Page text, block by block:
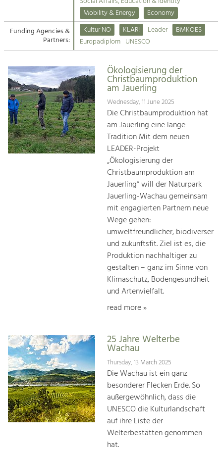
Suche
Impressum
Kontakt
Tourism
Offer Development and Positioning
Art & Culture
Crafts, Science and Research.
Social Affairs, Education
& Identity
Equality, Youth and Integration.
Climate Change, Public Transport and
Increase in Regional Value Added.
Mobility & Energy
Economy
Funding Agencies &
Partners:
Kultur NÖ KLAR! Leader
BMKOES
Europadiplom UNESCO
Ökologisierung der
Christbaumproduktion
am Jauerling
Wednesday, 11 June 2025
Die Christbaumproduktion hat
am Jauerling eine lange
Tradition Mit dem neuen
LEADER-Projekt
„Ökologisierung der
Christbaumproduktion am
Jauerling“ will der Naturpark
Jauerling-Wachau gemeinsam
mit engagierten Partnern neue
Wege gehen:
umweltfreundlicher, biodiverser
und zukunftsfit. Ziel ist es, die
Produktion nachhaltiger zu
gestalten – ganz im Sinne von
Klimaschutz, Bodengesundheit
und Artenvielfalt.
read more »
25 Jahre Welterbe
Wachau
Thursday, 13 March 2025
Die Wachau ist ein ganz
besonderer Flecken Erde. So
außergewöhnlich, dass die
UNESCO die Kulturlandschaft
auf ihre Liste der
Welterbestätten genommen
hat.